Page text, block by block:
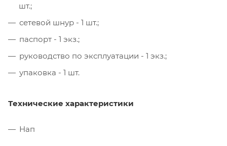
шт.;
сетевой шнур - 1 шт.;
паспорт - 1 экз.;
руководство по эксплуатации - 1 экз.;
упаковка - 1 шт.
Технические характеристики
Нап